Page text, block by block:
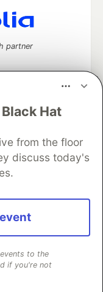
Hat
from the floor
discuss today's
to the
if you're not
partner
keep up software
Videos
on DEV
Contact
Shop